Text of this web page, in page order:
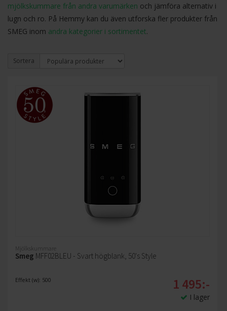
mjölkskummare från andra varumärken och jämföra alternativ i
lugn och ro. På Hemmy kan du även utforska fler produkter från
SMEG inom andra kategorier i sortimentet.
Sortera
Mjölkskummare
Smeg MFF02BLEU - Svart högblank, 50's Style
Effekt (w): 500 1 495:-
I lager